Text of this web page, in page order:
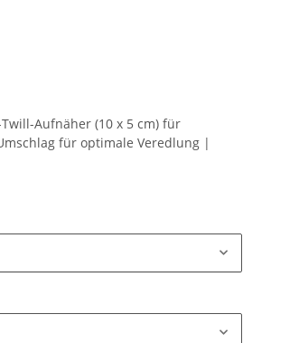
Aufnäher (10 x 5 cm) für
für optimale Veredlung |